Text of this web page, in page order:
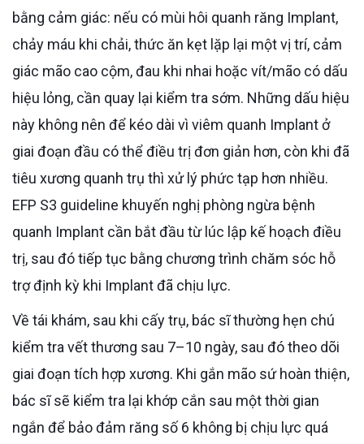
bằng cảm giác: nếu có mùi hôi quanh răng Implant,
chảy máu khi chải, thức ăn kẹt lặp lại một vị trí, cảm
giác mão cao cộm, đau khi nhai hoặc vít/mão có dấu
hiệu lỏng, cần quay lại kiểm tra sớm. Những dấu hiệu
này không nên để kéo dài vì viêm quanh Implant ở
giai đoạn đầu có thể điều trị đơn giản hơn, còn khi đã
tiêu xương quanh trụ thì xử lý phức tạp hơn nhiều.
EFP S3 guideline khuyến nghị phòng ngừa bệnh
quanh Implant cần bắt đầu từ lúc lập kế hoạch điều
trị, sau đó tiếp tục bằng chương trình chăm sóc hỗ
trợ định kỳ khi Implant đã chịu lực.
Về tái khám, sau khi cấy trụ, bác sĩ thường hẹn chú
kiểm tra vết thương sau 7–10 ngày, sau đó theo dõi
giai đoạn tích hợp xương. Khi gắn mão sứ hoàn thiện,
bác sĩ sẽ kiểm tra lại khớp cắn sau một thời gian
ngắn để bảo đảm răng số 6 không bị chịu lực quá